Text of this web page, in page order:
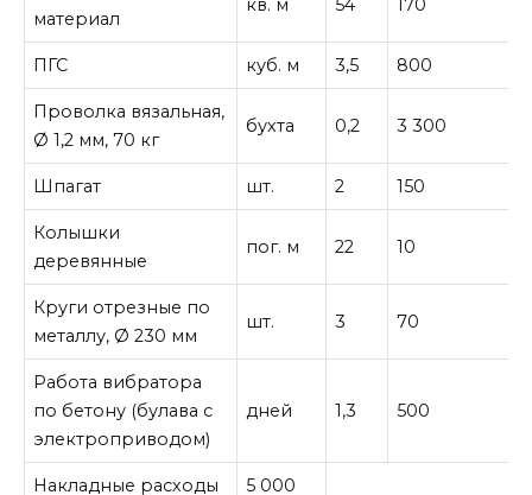
материал
кв. м 54 170
ПГС куб. м 3,5 800
Проволка вязальная,
Ø 1,2 мм, 70 кг
бухта 0,2 3 300
Шпагат шт. 2 150
Колышки
деревянные
пог. м 22 10
Круги отрезные по
металлу, Ø 230 мм
шт. 3 70
Работа вибратора
по бетону (булава с
электроприводом)
дней 1,3 500
Накладные расходы 5 000